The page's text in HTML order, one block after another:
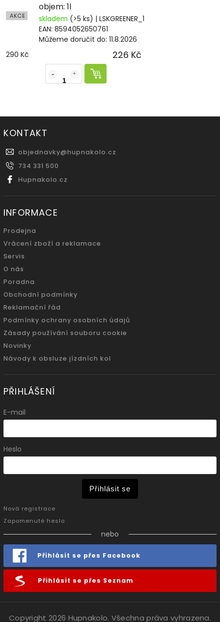
AKCE
objem: 1l
skladem (>5 ks) | LSKGREENER_1
EAN: 8594052650761
Můžeme doručit do: 11.8.2026
290 Kč
226 Kč
KONTAKT
objednavky@hupnakolo.cz
734 331 500
Hupnakolo.cz
INFORMACE
Prodejna
Vrácení zboží a reklamace
Servis
O nás
Poradna
Obchodní podmínky
Reklamační řád
Podmínky ochrany osobních údajů
Zásady používání souboru cookie
Novinky
Návody k obsluze jízdních kol
PŘIHLÁŠENÍ
E-mail
Heslo
Přihlásit se
Nová registrace
Zapomenuté heslo
nebo
Přihlásit se přes Facebook
Přihlásit se přes Seznam
Copyright 2026 Hupnakolo. Všechna práva vyhrazena.